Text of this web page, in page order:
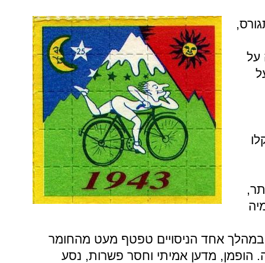
על
יותר,
אחד הניסויים טפטף מעט מהחומר
הופמן, מדען אמיתי וחסר פשרות, נסע